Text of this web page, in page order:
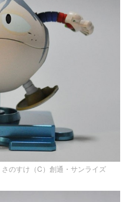
のすけ（C）創通・サンライズ